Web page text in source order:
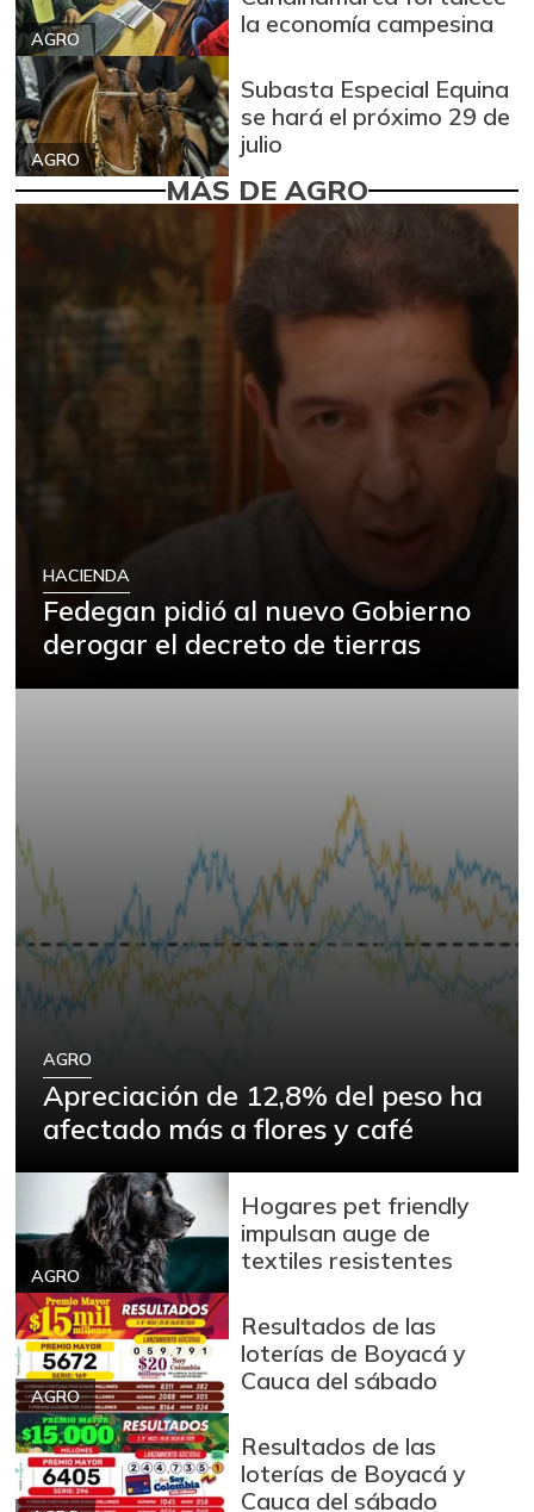
AGRO
la economía campesina
AGRO
Subasta Especial Equina
se hará el próximo 29 de
julio
MÁS DE AGRO
HACIENDA
Fedegan pidió al nuevo Gobierno
derogar el decreto de tierras
AGRO
Apreciación de 12,8% del peso ha
afectado más a flores y café
AGRO
Hogares pet friendly
impulsan auge de
textiles resistentes
AGRO
Resultados de las
loterías de Boyacá y
Cauca del sábado
Resultados de las
loterías de Boyacá y
Cauca del sábado